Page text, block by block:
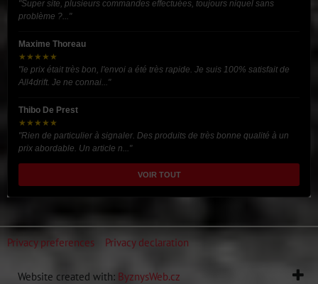
"Super site, plusieurs commandes effectuées, toujours niquel sans
problème ?..."
Maxime Thoreau
★★★★★
"le prix était très bon, l'envoi a été très rapide. Je suis 100% satisfait de
All4drift. Je ne connai..."
Thibo De Prest
★★★★★
"Rien de particulier à signaler. Des produits de très bonne qualité à un
prix abordable. Un article n..."
VOIR TOUT
Privacy preferences Privacy declaration
Website created with: ByznysWeb.cz